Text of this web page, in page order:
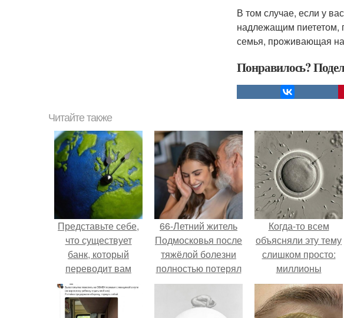
В том случае, если у
надлежащим пиететом,
семья, проживающая
Понравилось?
Читайте также
Представьте себе,
что существует
банк, который
переводит вам
каждое утро сумму
в 86 400$.
66-Летний житель
Подмосковья после
тяжёлой болезни
полностью потерял
потенцию, но
решил
восстановить
Когда-то всем
объясняли эту тему
слишком просто:
миллионы
сперматозоидов
бегут к цели, а
побеждает самый